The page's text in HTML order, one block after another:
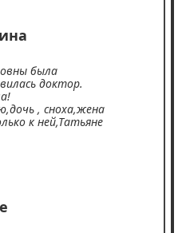
была
доктор.
, сноха,жена
к ней,Татьяне